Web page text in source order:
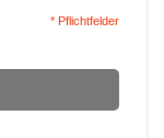
* Pflichtfelder